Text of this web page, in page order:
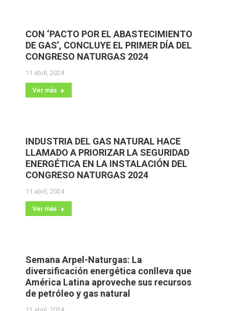
CON ‘PACTO POR EL ABASTECIMIENTO
DE GAS’, CONCLUYE EL PRIMER DÍA DEL
CONGRESO NATURGAS 2024
11 abril, 2024
Ver más
INDUSTRIA DEL GAS NATURAL HACE
LLAMADO A PRIORIZAR LA SEGURIDAD
ENERGÉTICA EN LA INSTALACIÓN DEL
CONGRESO NATURGAS 2024
11 abril, 2024
Ver más
Semana Arpel-Naturgas: La
diversificación energética conlleva que
América Latina aproveche sus recursos
de petróleo y gas natural